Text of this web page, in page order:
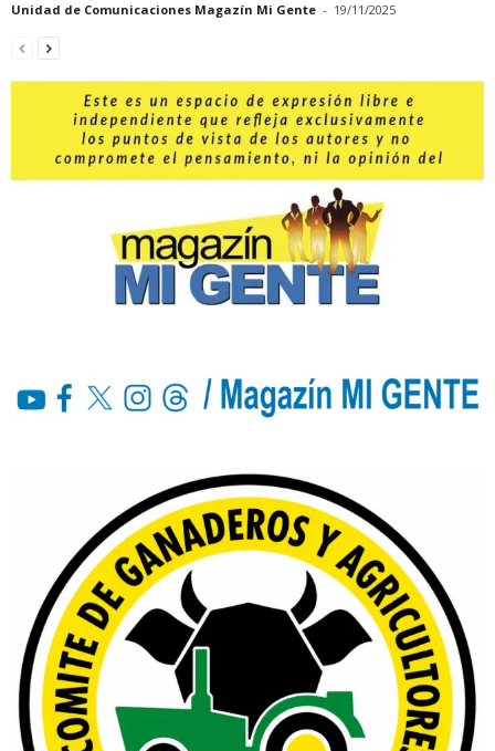
Unidad de Comunicaciones Magazín Mi Gente - 19/11/2025